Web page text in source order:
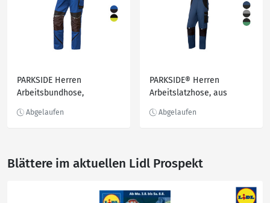
PARKSIDE Herren
Arbeitsbundhose,
PARKSIDE® Herren
Arbeitslatzhose, aus
Material, mit Baumwolle
Blättere im aktuellen Lidl Prospekt